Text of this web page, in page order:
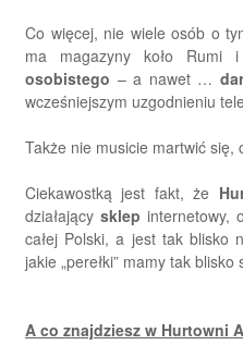
Co więcej, nie wiele osób o
ma magazyny koło Rumi
osobistego – a nawet …
wcześniejszym uzgodnieniu
Także nie musicie martwić się,
Ciekawostką jest fakt, że
działający sklep internetowy,
całej Polski, a jest tak blisko
jakie „perełki” mamy tak blisko
A co znajdziesz w Hurtowni